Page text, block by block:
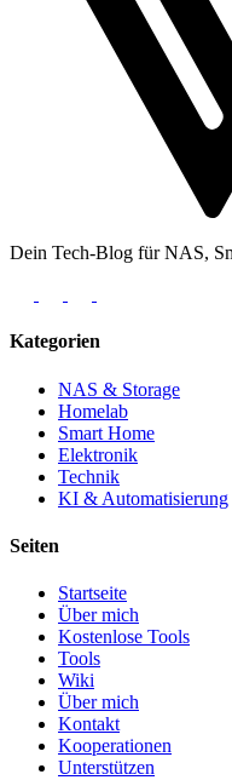
Dein Tech-Blog für NAS,
Kategorien
NAS & Storage
Homelab
Smart Home
Elektronik
Technik
KI & Automatisierung
Seiten
Startseite
Über mich
Kostenlose Tools
Tools
Wiki
Über mich
Kontakt
Kooperationen
Unterstützen